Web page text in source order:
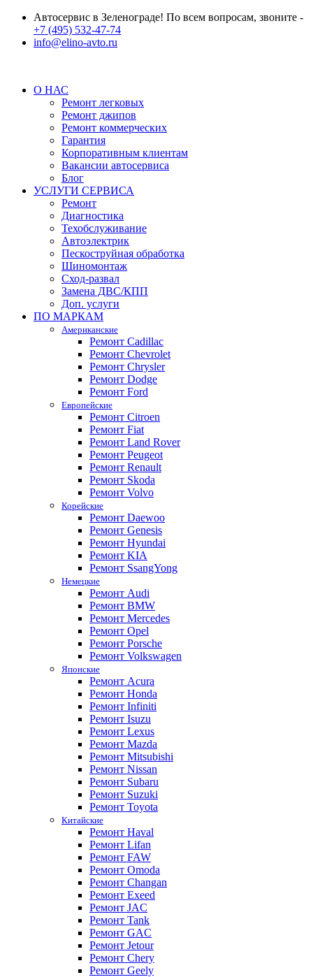
Автосервис в Зеленограде! По всем вопросам, звоните -
+7 (495) 532-47-74
info@elino-avto.ru
О НАС
Ремонт легковых
Ремонт джипов
Ремонт коммерческих
Гарантия
Корпоративным клиентам
Вакансии автосервиса
Блог
УСЛУГИ СЕРВИСА
Ремонт
Диагностика
Техобслуживание
Автоэлектрик
Пескоструйная обработка
Шиномонтаж
Сход-развал
Замена ДВС/КПП
Доп. услуги
ПО МАРКАМ
Американские
Ремонт Cadillac
Ремонт Chevrolet
Ремонт Chrysler
Ремонт Dodge
Ремонт Ford
Европейские
Ремонт Citroen
Ремонт Fiat
Ремонт Land Rover
Ремонт Peugeot
Ремонт Renault
Ремонт Skoda
Ремонт Volvo
Корейские
Ремонт Daewoo
Ремонт Genesis
Ремонт Hyundai
Ремонт KIA
Ремонт SsangYong
Немецкие
Ремонт Audi
Ремонт BMW
Ремонт Mercedes
Ремонт Opel
Ремонт Porsche
Ремонт Volkswagen
Японские
Ремонт Acura
Ремонт Honda
Ремонт Infiniti
Ремонт Isuzu
Ремонт Lexus
Ремонт Mazda
Ремонт Mitsubishi
Ремонт Nissan
Ремонт Subaru
Ремонт Suzuki
Ремонт Toyota
Китайские
Ремонт Haval
Ремонт Lifan
Ремонт FAW
Ремонт Omoda
Ремонт Changan
Ремонт Exeed
Ремонт JAC
Ремонт Tank
Ремонт GAC
Ремонт Jetour
Ремонт Chery
Ремонт Geely